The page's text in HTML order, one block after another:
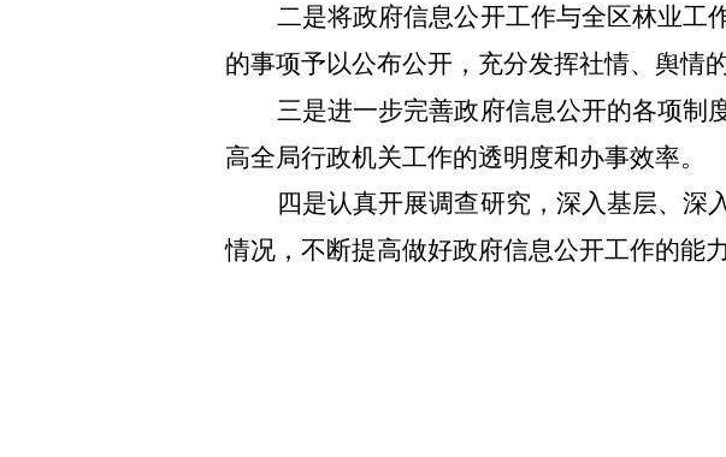
二是将政府信息公开工作与全区林业工
的事项予以公布公开，充分发挥社情、舆情
三是进一步完善政府信息公开的各项制
高全局行政机关工作的透明度和办事效率。
四是认真开展调查研究，深入基层、深
情况，不断提高做好政府信息公开工作的能力
甘州区林